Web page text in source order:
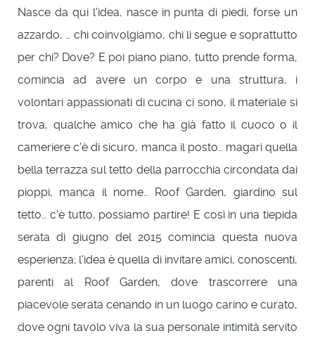
Nasce da qui l'idea, nasce in punta di piedi, forse un
azzardo, … chi coinvolgiamo, chi li segue e soprattutto
per chi? Dove? E poi piano piano, tutto prende forma,
comincia ad avere un corpo e una struttura, i
volontari appassionati di cucina ci sono, il materiale si
trova, qualche amico che ha già fatto il cuoco o il
cameriere c'è di sicuro, manca il posto… magari quella
bella terrazza sul tetto della parrocchia circondata dai
pioppi, manca il nome… Roof Garden, giardino sul
tetto… c'è tutto, possiamo partire! E così in una tiepida
serata di giugno del 2015 comincia questa nuova
esperienza; l'idea è quella di invitare amici, conoscenti,
parenti al Roof Garden, dove trascorrere una
piacevole serata cenando in un luogo carino e curato,
dove ogni tavolo viva la sua personale intimità servito